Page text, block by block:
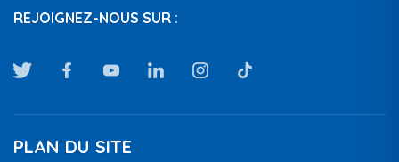
REJOIGNEZ-NOUS SUR :
PLAN DU SITE